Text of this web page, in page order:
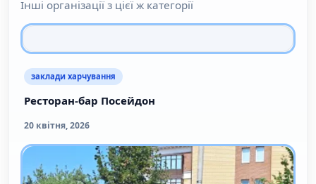
Інші організації з цієї ж категорії
заклади харчування
Ресторан-бар Посейдон
20 квітня, 2026